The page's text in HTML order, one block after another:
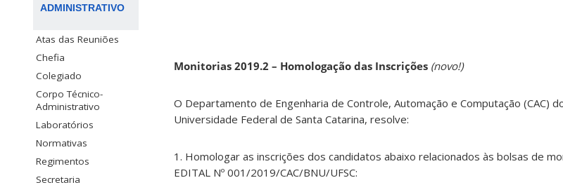
ADMINISTRATIVO
Atas das Reuniões
Chefia
Colegiado
Corpo Técnico-
Administrativo
Laboratórios
Normativas
Regimentos
Secretaria
Monitorias 2019.2 – Homologação das Inscrições (novo!)
O Departamento de Engenharia de Controle, Automação e Computação (CAC)
Universidade Federal de Santa Catarina, resolve:
1. Homologar as inscrições dos candidatos abaixo relacionados às bolsas de
EDITAL Nº 001/2019/CAC/BNU/UFSC: